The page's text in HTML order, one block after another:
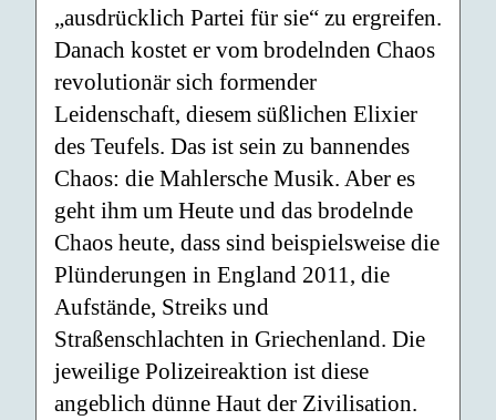
„ausdrücklich Partei für sie“ zu ergreifen.
Danach kostet er vom brodelnden Chaos
revolutionär sich formender
Leidenschaft, diesem süßlichen Elixier
des Teufels. Das ist sein zu bannendes
Chaos: die Mahlersche Musik. Aber es
geht ihm um Heute und das brodelnde
Chaos heute, dass sind beispielsweise die
Plünderungen in England 2011, die
Aufstände, Streiks und
Straßenschlachten in Griechenland. Die
jeweilige Polizeireaktion ist diese
angeblich dünne Haut der Zivilisation.